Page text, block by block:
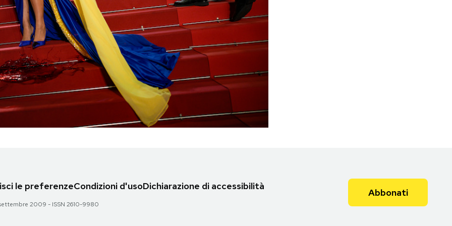
le preferenzeCondizioni d'usoDichiarazione di accessibilità
2009 - ISSN 2610-9980
Abbonati